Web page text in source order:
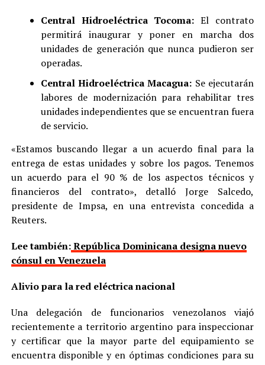
Central Hidroeléctrica Tocoma:El contrato
permitirá inaugurar y poner en marcha dos
unidades de generación que nunca pudieron ser
operadas.
Central Hidroeléctrica Macagua: Se ejecutarán
labores de modernización para rehabilitar tres
unidades independientes que se encuentran fuera
de servicio.
«Estamos buscando llegar a un acuerdo final para la
entrega de estas unidades y sobre los pagos. Tenemos
un acuerdo para el 90 % de los aspectos técnicos y
financieros del contrato», detalló Jorge Salcedo,
presidente de Impsa, en una entrevista concedida a
Reuters.
Lee también:República Dominicana designa nuevo
cónsul en Venezuela
Alivio para la red eléctrica nacional
Una delegación de funcionarios venezolanos viajó
recientemente a territorio argentino para inspeccionar
y certificar que la mayor parte del equipamiento se
encuentra disponible y en óptimas condiciones para su